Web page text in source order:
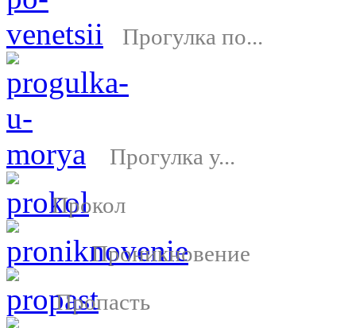
Прогулка по...
Прогулка у...
Прокол
Проникновение
Пропасть